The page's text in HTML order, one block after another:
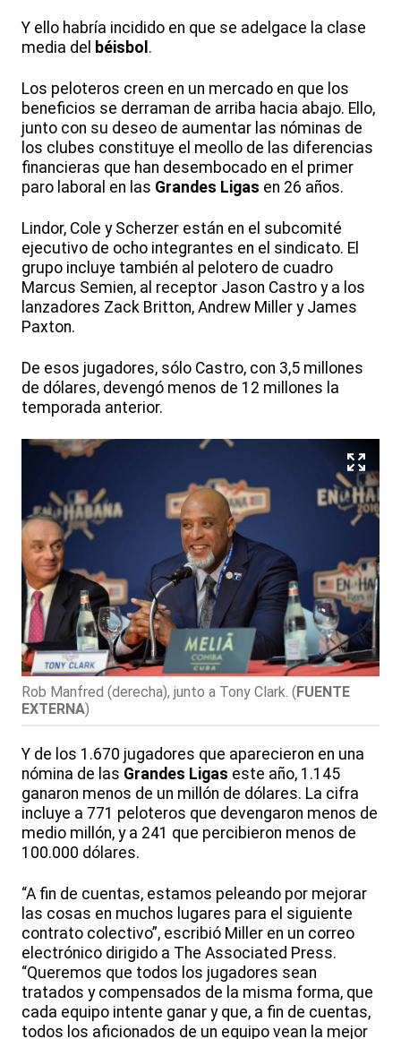
Y ello habría incidido en que se adelgace la clase
media del béisbol .
Los peloteros creen en un mercado en que los
beneficios se derraman de arriba hacia abajo. Ello,
junto con su deseo de aumentar las nóminas de
los clubes constituye el meollo de las diferencias
financieras que han desembocado en el primer
paro laboral en las Grandes Ligas en 26 años.
Lindor, Cole y Scherzer están en el subcomité
ejecutivo de ocho integrantes en el sindicato. El
grupo incluye también al pelotero de cuadro
Marcus Semien, al receptor Jason Castro y a los
lanzadores Zack Britton, Andrew Miller y James
Paxton.
De esos jugadores, sólo Castro, con 3,5 millones
de dólares, devengó menos de 12 millones la
temporada anterior.
Rob Manfred (derecha), junto a Tony Clark. (FUENTE
EXTERNA)
Y de los 1.670 jugadores que aparecieron en una
nómina de las Grandes Ligas este año, 1.145
ganaron menos de un millón de dólares. La cifra
incluye a 771 peloteros que devengaron menos de
medio millón, y a 241 que percibieron menos de
100.000 dólares.
“A fin de cuentas, estamos peleando por mejorar
las cosas en muchos lugares para el siguiente
contrato colectivo”, escribió Miller en un correo
electrónico dirigido a The Associated Press.
“Queremos que todos los jugadores sean
tratados y compensados de la misma forma, que
cada equipo intente ganar y que, a fin de cuentas,
todos los aficionados de un equipo vean la mejor